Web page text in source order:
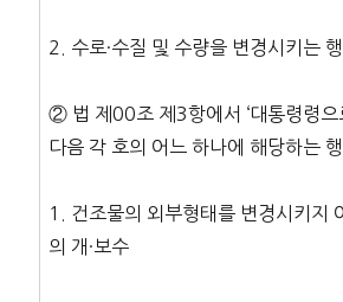
2. 수로·수질 및 수량을 변경시키는 행
② 법 제00조 제3항에서 ‘대통령령으
다음 각 호의 어느 하나에 해당하는
1. 건조물의 외부형태를 변경시키지
의 개·보수